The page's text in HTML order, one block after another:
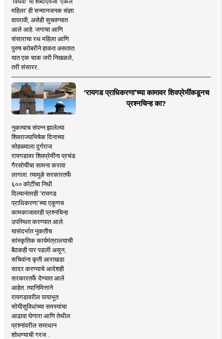
महिला' ही सन्मानजनक संज्ञा
वापरावी, असेही सुचवण्यात
आले आहे. जगाचा आणि
संसाराचा रथ महिला आणि
पुरुष बरोबरीने हाकत असतात.
यात एक चाक जरी निखळले,
तरी संसारर..
‘रायगड प्राधिकरणा’च्या कामावर शिवप्रेमींकडूनच
प्रश्नचिन्ह का?
नुकत्याच संपन्न झालेल्या
शिवराज्याभिषेक दिनाच्या
सोहळ्याला दुर्गराज
रायगडावर शिवप्रेमींना प्रचंड
गैरसोयींचा सामना करावा
लागला. त्यामुळे सरकारतर्फे
६०० कोटींचा निधी
दिल्यानंतरही ‘रायगड
प्राधिकरणा’च्या एकूणच
कामकाजावरही प्रश्नचिन्ह
उपस्थित करण्यात आले.
यासंदर्भात नुकतीच
सांस्कृतिक कार्यमंत्रालयाची
बैठकही पार पडली असून,
सचिवांना कृती आराखडा
सादर करण्याचे आदेशही
सरकारतर्फे देण्यात आले
आहेत. त्यानिमित्ताने
रायगडावरील पायाभूत
सोयीसुविधांच्या समस्यांचा
आढावा घेणारा आणि तेथील
प्रश्नांवरील समाधान
शोधण्याची गरज ..